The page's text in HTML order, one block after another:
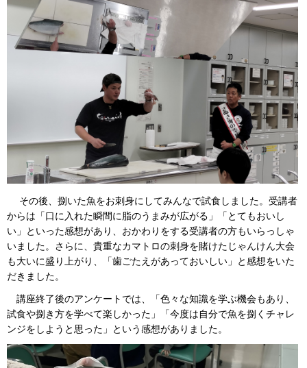
その後、捌いた魚をお刺身にしてみんなで試食しました。受講者
からは「口に入れた瞬間に脂のうまみが広がる」「とてもおいし
い」といった感想があり、おかわりをする受講者の方もいらっしゃ
いました。さらに、貴重なカマトロの刺身を賭けたじゃんけん大会
も大いに盛り上がり、「歯ごたえがあっておいしい」と感想をいた
だきました。
講座終了後のアンケートでは、「色々な知識を学ぶ機会もあり、
試食や捌き方を学べて楽しかった」「今度は自分で魚を捌くチャレ
ンジをしようと思った」という感想がありました。